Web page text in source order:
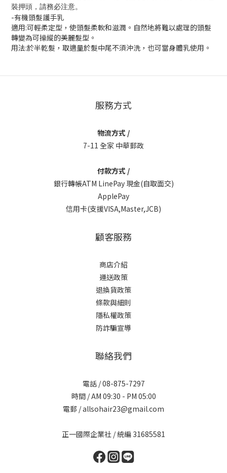
裝押頭，請務必注意。
-有機頭髮護手乳
適用:可輕柔定型，使頭髮柔軟和滋潤。自然地將難以處理的頭髮
轉變為可操縱的美麗髮型。
用法:於半乾髮，取適量於髮中尾不須沖洗，也可當身體乳使用。
服務方式
物流方式 /
7-11 全家 中華郵政
付款方式 /
銀行轉帳ATM LinePay 現金(自取面交)
ApplePay
信用卡(支援VISA,Master,JCB)
顧客服務
商店介紹
運送政策
退換貨政策
條款與細則
隱私權政策
防詐騙宣導
聯絡我們
電話 / 08-875-7297
時間 / AM 09:30 - PM 05:00
電郵 / allsohair23@gmail.com
正一國際企業社 / 統編 31685581